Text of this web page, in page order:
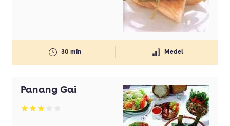
30 min Medel
Panang Gai
Betyg: 3 av 5